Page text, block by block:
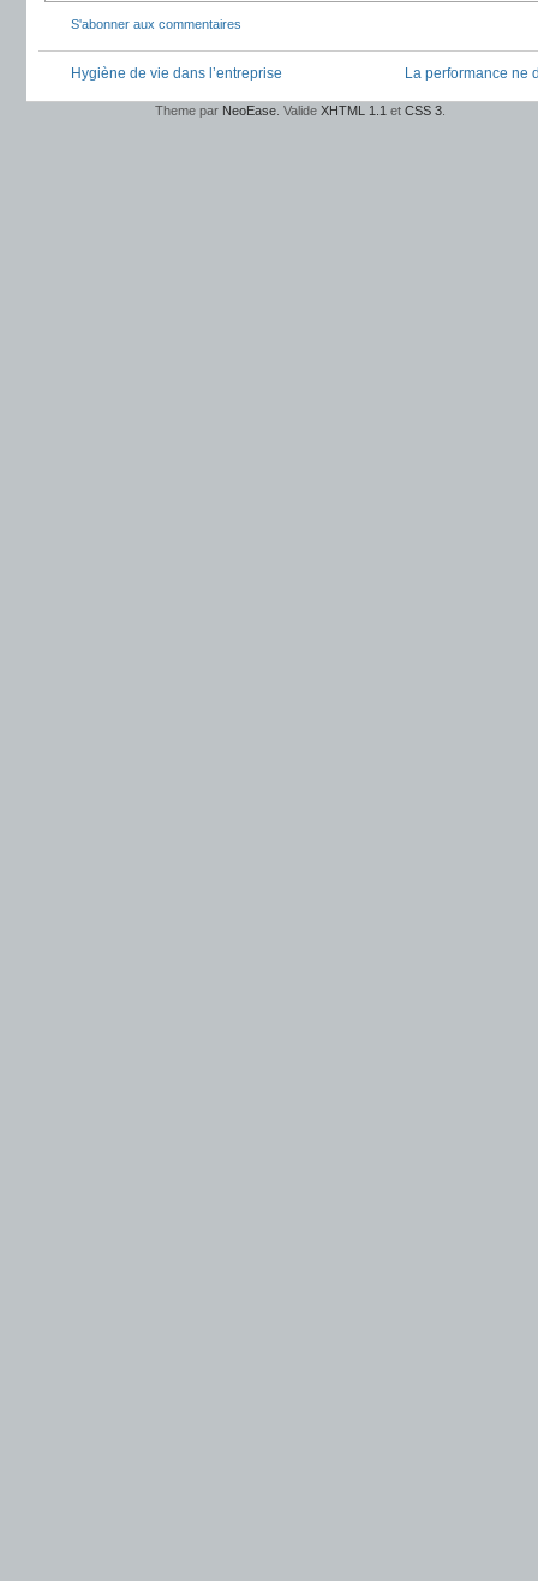
S'abonner aux commentaires
Hygiène de vie dans l’entreprise La performance ne
Theme par NeoEase . Valide XHTML 1.1 et CSS 3